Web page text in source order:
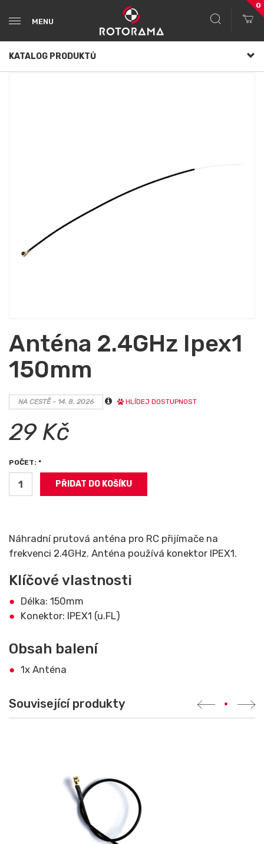
MENU
0
KATALOG PRODUKTŮ
Anténa 2.4GHz Ipex1
150mm
NA CESTĚ - 14. 8. 2026 HLÍDEJ DOSTUPNOST
29 Kč
POČET: *
Náhradní prutová anténa pro RC přijímače na
frekvenci 2.4GHz. Anténa používá konektor IPEX1.
Klíčové vlastnosti
Délka: 150mm
Konektor: IPEX1 (u.FL)
Obsah balení
1x Anténa
Související produkty •